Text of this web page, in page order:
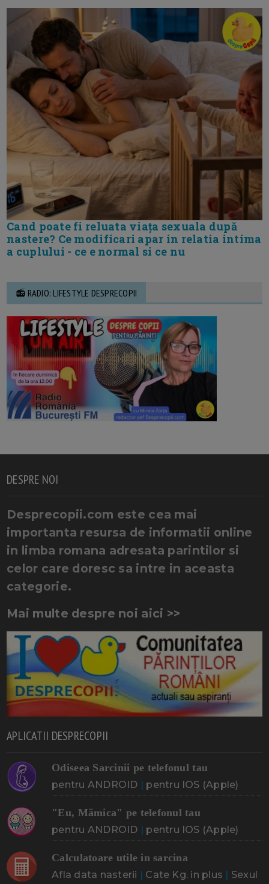
Cand poate fi reluata viața sexuala după
nastere? Ce modificari apar in relatia intima
a cuplului - ce e normal si ce nu
📻 RADIO: LIFESTYLE DESPRECOPII
DESPRE NOI
Desprecopii.com este cea mai
importanta resursa de informatii online
in limba romana adresata parintilor si
celor care doresc sa intre in aceasta
categorie.
Mai multe despre noi aici >>
APLICATII DESPRECOPII
Odiseea Sarcinii pe telefonul tau
pentru ANDROID | pentru IOS (Apple)
"Eu, Mămica" pe telefonul tau
pentru ANDROID | pentru IOS (Apple)
Calculatoare utile in sarcina
Afla data nasterii | Cate Kg. in plus | Sexul